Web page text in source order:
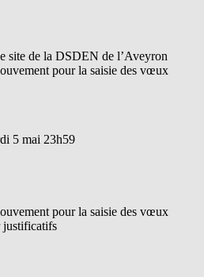
site de la DSDEN de l’Aveyron
pour la saisie des vœux
5 mai 23h59
pour la saisie des vœux
justificatifs